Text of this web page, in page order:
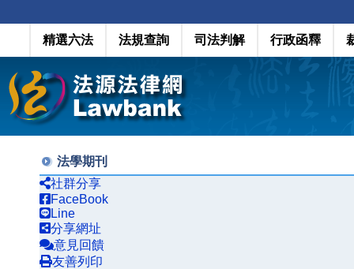
精選六法 法規查詢 司法判解 行政函釋
法學期刊
社群分享
FaceBook
Line
分享網址
意見回饋
友善列印